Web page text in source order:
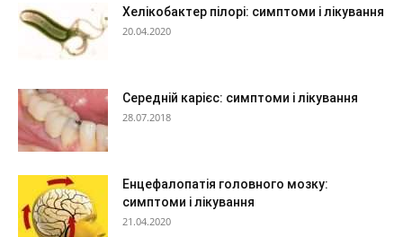
Хелікобактер пілорі: симптоми і лікування
20.04.2020
Середній карієс: симптоми і лікування
28.07.2018
Енцефалопатія головного мозку:
симптоми і лікування
21.04.2020